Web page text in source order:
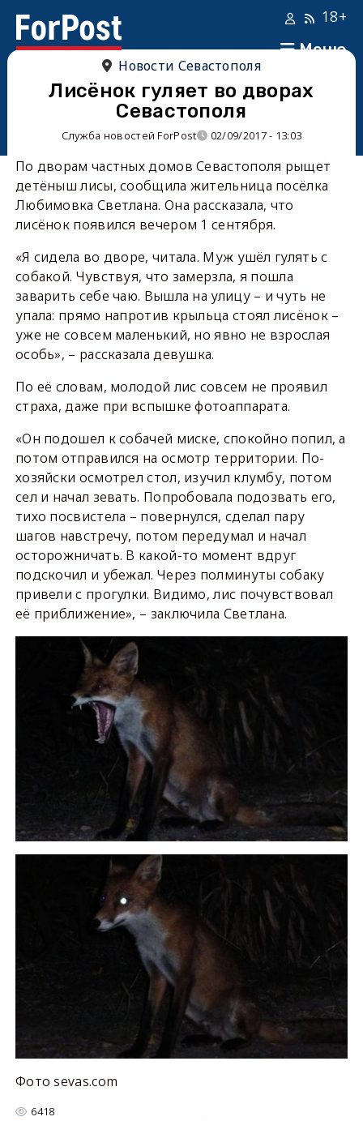
Меню
18+
Новости Севастополя
Лисёнок гуляет во дворах
Севастополя
Служба новостей ForPost 02/09/2017 - 13:03
По дворам частных домов Севастополя рыщет
детёныш лисы, сообщила жительница посёлка
Любимовка Светлана. Она рассказала, что
лисёнок появился вечером 1 сентября.
«Я сидела во дворе, читала. Муж ушёл гулять с
собакой. Чувствуя, что замерзла, я пошла
заварить себе чаю. Вышла на улицу – и чуть не
упала: прямо напротив крыльца стоял лисёнок –
уже не совсем маленький, но явно не взрослая
особь», – рассказала девушка.
По её словам, молодой лис совсем не проявил
страха, даже при вспышке фотоаппарата.
«Он подошел к собачей миске, спокойно попил, а
потом отправился на осмотр территории. По-
хозяйски осмотрел стол, изучил клумбу, потом
сел и начал зевать. Попробовала подозвать его,
тихо посвистела – повернулся, сделал пару
шагов навстречу, потом передумал и начал
осторожничать. В какой-то момент вдруг
подскочил и убежал. Через полминуты собаку
привели с прогулки. Видимо, лис почувствовал
её приближение», – заключила Светлана.
Фото sevas.com
6418